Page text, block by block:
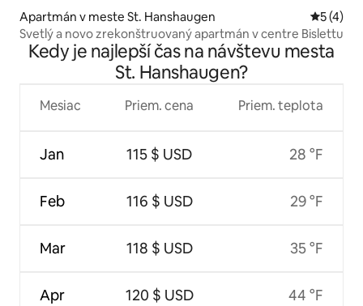
Apartmán v meste St. Hanshaugen
5 (4)
Svetlý a novo zrekonštruovaný apartmán v centre Bislettu
Kedy je najlepší čas na návštevu mesta
St. Hanshaugen?
Mesiac
Jan
Feb
Mar
Apr
Priem. cena
115 $ USD
116 $ USD
118 $ USD
120 $ USD
Priem. teplota
28 °F
29 °F
35 °F
44 °F